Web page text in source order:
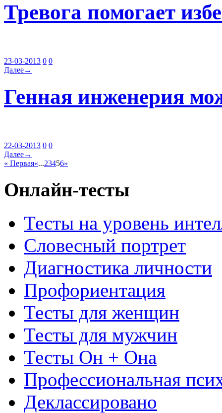
Тревога помогает
23-03-2013 0 0
Далее→
Генная инженерия
22-03-2013 0 0
Далее→
« Первая«...23456»
Онлайн-тесты
Тесты на уровень
Словесный портрет
Диагностика личности
Профориентация
Тесты для женщин
Тесты для мужчин
Тесты Он + Она
Профессиональная
Деклассировано